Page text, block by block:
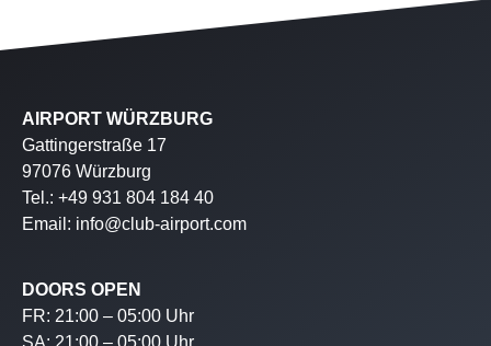
AIRPORT WÜRZBURG
Gattingerstraße 17
97076 Würzburg
Tel.: +49 931 804 184 40
Email: info@club-airport.com
DOORS OPEN
FR: 21:00 – 05:00 Uhr
SA: 21:00 – 05:00 Uhr